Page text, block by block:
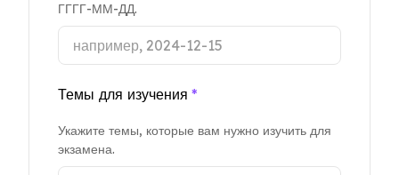
ГГГГ-ММ-ДД.
Темы для изучения *
Укажите темы, которые вам нужно изучить для
экзамена.